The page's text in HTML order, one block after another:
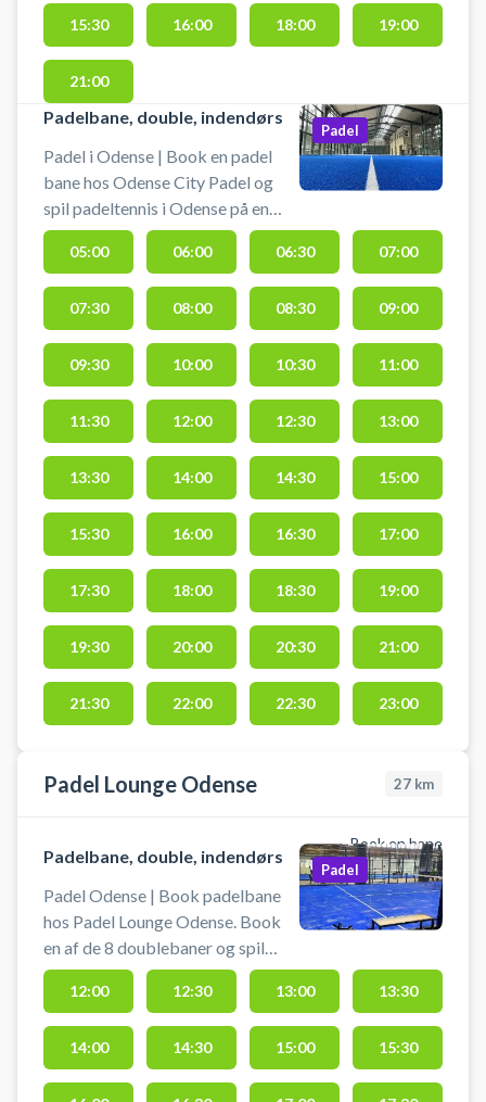
bl.a. loungeområde og
omklædningsfaciliteter.
15:30 16:00 18:00 19:00
21:00
Padelbane, double, indendørs
Padel i Odense | Book en padel
bane hos Odense City Padel og
spil padeltennis i Odense på en
indendørs doublebane med højt til
loftet. Odense City Padel er
beliggende centralt med i alt 4
padelbaner, 1 udendørs
doublebane og 2 inde samt 1
indendørs single padeltennis bane
i de stemningsfulde Thrigehaller
på Thriges Plads 9, 5000 Odense
C - i centrum af byen. Du kan leje
bat og købe bolde i centret hos
Odense City Padel, hvor du også
finder bl.a. loungeområde og
omklædningsfaciliteter.
Padel
05:00 06:00 06:30 07:00
07:30 08:00 08:30 09:00
09:30 10:00 10:30 11:00
11:30 12:00 12:30 13:00
13:30 14:00 14:30 15:00
15:30 16:00 16:30 17:00
17:30 18:00 18:30 19:00
19:30 20:00 20:30 21:00
21:30 22:00 22:30 23:00
Padel Lounge Odense 27 km
Book en bane
Padelbane, double, indendørs
Padel Odense | Book padelbane
hos Padel Lounge Odense. Book
en af de 8 doublebaner og spil
padel i Odense hos Padel Lounge
padelcenter beliggende på
Dannebrogsgade 2, 5000 Odense
- i centrum af Odense. Der er 3
timers gratis parkering og du kan
Padel
12:00 12:30 13:00 13:30
14:00 14:30 15:00 15:30